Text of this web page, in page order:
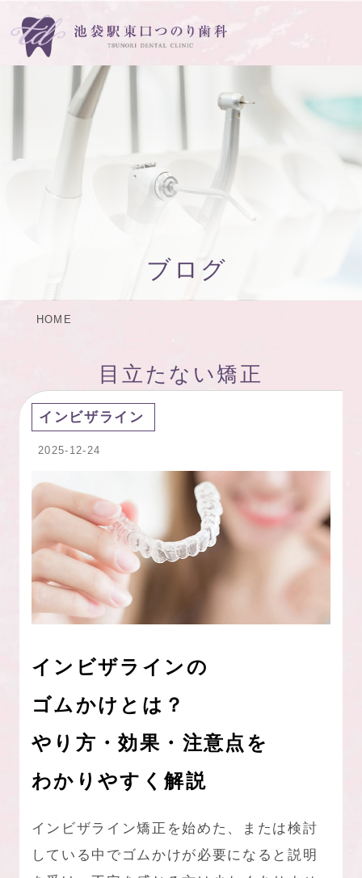
ブログ
HOME
目立たない矯正
インビザライン
2025-12-24
インビザラインの
ゴムかけとは？
やり方・効果・注意点を
わかりやすく解説
インビザライン矯正を始めた、または検討
している中でゴムかけが必要になると説明